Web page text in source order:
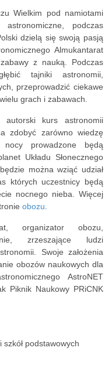
Wielkim pod namiotami
podczas
dzielą się swoją pasją
Almukantarat
z nauką. Podczas
tajniki astronomii,
przeprowadzić ciekawe
grach i zabawach.
kurs astronomii
zdobyć zarówno wiedzę
prowadzone będą
Układu Słonecznego
można wziąć udział
których uczestnicy będą
nocnego nieba. Więcej
obozu
organizator obozu,
zrzeszające ludzi
Swoje założenia
obozów naukowych dla
AstroNET
Piknik Naukowy PRiCNK
podstawowych